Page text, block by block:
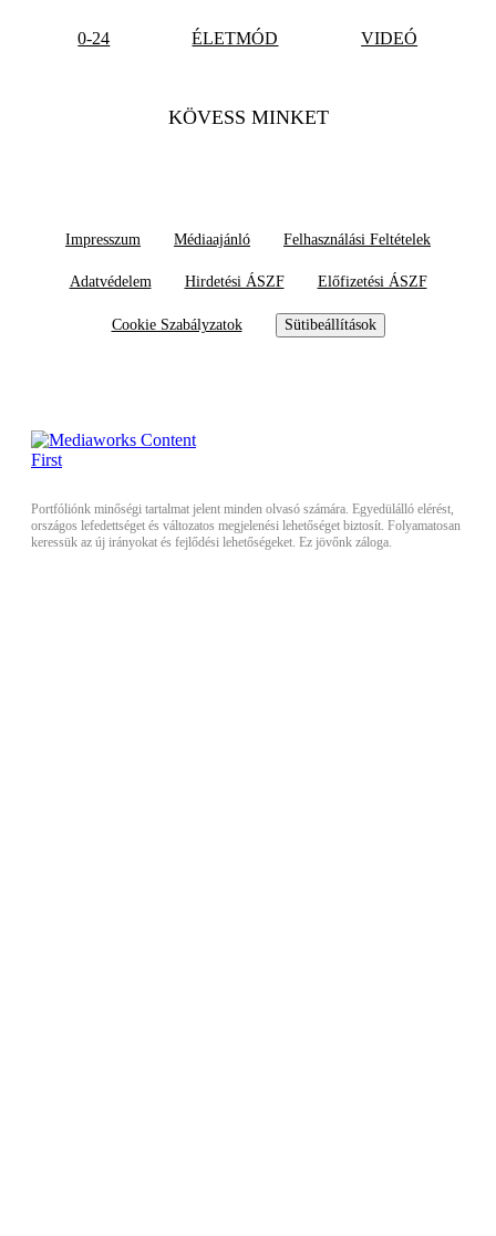
0-24 ÉLETMÓD VIDEÓ
KÖVESS MINKET
Impresszum Médiaajánló Felhasználási Feltételek
Adatvédelem Hirdetési ÁSZF Előfizetési ÁSZF
Cookie Szabályzatok Sütibeállítások
Portfóliónk minőségi tartalmat jelent minden olvasó számára. Egyedülálló elérést,
országos lefedettséget és változatos megjelenési lehetőséget biztosít. Folyamatosan
keressük az új irányokat és fejlődési lehetőségeket. Ez jövőnk záloga.